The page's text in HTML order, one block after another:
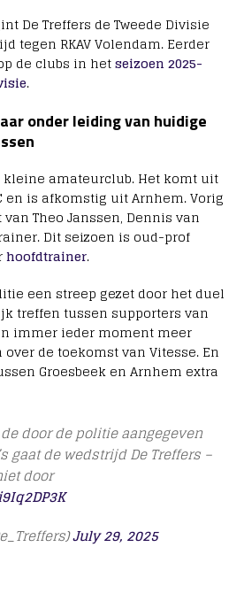
De Treffers de Tweede Divisie
tegen RKAV Volendam. Eerder
de clubs in hetseizoen 2025-
.
onder leiding van huidige
kleine amateurclub. Het komt uit
en is afkomstig uit Arnhem. Vorig
Theo Janssen, Dennis van
Dit seizoen is oud-prof
hoofdtrainer.
een streep gezet door het duel
treffen tussen supporters van
immer ieder moment meer
de toekomst van Vitesse. En
Groesbeek en Arnhem extra
door de politie aangegeven
gaat de wedstrijd De Treffers –
door
July 29, 2025